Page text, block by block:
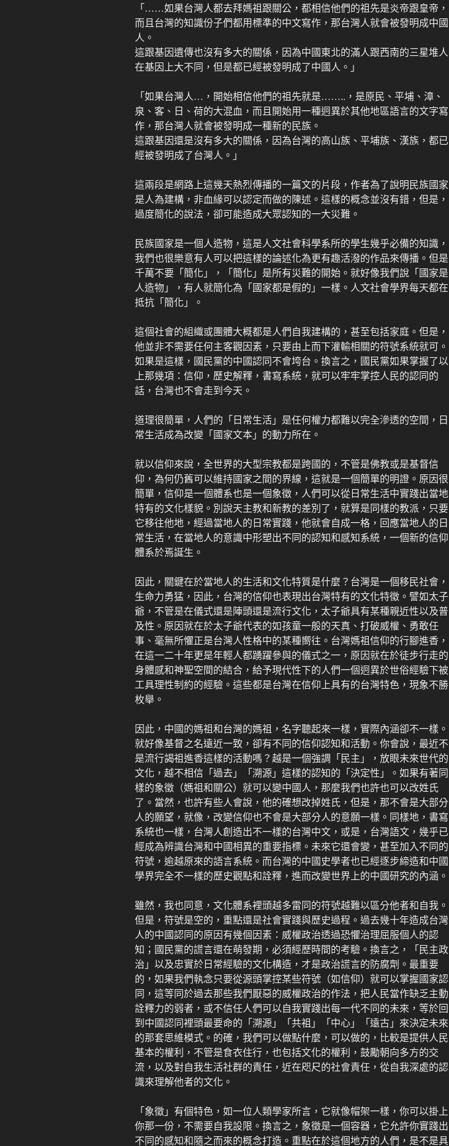
「……如果台灣人都去拜媽祖跟關公，都相信他們的祖先是炎帝跟皇帝，
而且台灣的知識份子們都用標準的中文寫作，那台灣人就會被發明成中國
人。
這跟基因遺傳也沒有多大的關係，因為中國東北的滿人跟西南的三星堆人
在基因上大不同，但是都已經被發明成了中國人。」
「如果台灣人…，開始相信他們的祖先就是……..，是原民、平埔、漳、
泉、客、日、荷的大混血，而且開始用一種迥異於其他地區語言的文字寫
作，那台灣人就會被發明成一種新的民族。
這跟基因還是沒有多大的關係，因為台灣的高山族、平埔族、漢族，都已
經被發明成了台灣人。」
這兩段是網路上這幾天熱烈傳播的一篇文的片段，作者為了說明民族國家
是人為建構，非血緣可以認定而做的陳述。這樣的概念並沒有錯，但是，
過度簡化的說法，卻可能造成大眾認知的一大災難。
民族國家是一個人造物，這是人文社會科學系所的學生幾乎必備的知識，
我們也很樂意有人可以把這樣的論述化為更有趣活潑的作品來傳播。但是
千萬不要「簡化」，「簡化」是所有災難的開始。就好像我們說「國家是
人造物」，有人就簡化為「國家都是假的」一樣。人文社會學界每天都在
抵抗「簡化」。
這個社會的組織或團體大概都是人們自我建構的，甚至包括家庭。但是，
他並非不需要任何主客觀因素，只要由上而下灌輸相關的符號系統就可。
如果是這樣，國民黨的中國認同不會垮台。換言之，國民黨如果掌握了以
上那幾項：信仰，歷史解釋，書寫系統，就可以牢牢掌控人民的認同的
話，台灣也不會走到今天。
道理很簡單，人們的「日常生活」是任何權力都難以完全滲透的空間，日
常生活成為改變「國家文本」的動力所在。
就以信仰來說，全世界的大型宗教都是跨國的，不管是佛教或是基督信
仰，為何仍舊可以維持國家之間的界線，這就是一個簡單的明證。原因很
簡單，信仰是一個體系也是一個象徵，人們可以從日常生活中實踐出當地
特有的文化樣貌。別說天主教和新教的差別了，就算是同樣的教派，只要
它移往他地，經過當地人的日常實踐，他就會自成一格，回應當地人的日
常生活，在當地人的意識中形塑出不同的認知和感知系統，一個新的信仰
體系於焉誕生。
因此，關鍵在於當地人的生活和文化特質是什麼？台灣是一個移民社會，
生命力勇猛，因此，台灣的信仰也表現出台灣特有的文化特徵。譬如太子
爺，不管是在儀式還是陣頭還是流行文化，太子爺具有某種親近性以及普
及性。原因就在於太子爺代表的如孩童一般的天真、打破威權、勇敢任
事、毫無所懼正是台灣人性格中的某種嚮往。台灣媽祖信仰的行腳進香，
在這一二十年更是年輕人都踴躍參與的儀式之一，原因就在於徒步行走的
身體感和神聖空間的結合，給予現代性下的人們一個迥異於世俗經驗下被
工具理性制約的經驗。這些都是台灣在信仰上具有的台灣特色，現象不勝
枚舉。
因此，中國的媽祖和台灣的媽祖，名字聽起來一樣，實際內涵卻不一樣。
就好像基督之名遠近一致，卻有不同的信仰認知和活動。你會說，最近不
是流行謁祖進香這樣的活動嗎？越是一個強調「民主」，放眼未來世代的
文化，越不相信「過去」「溯源」這樣的認知的「決定性」。如果有著同
樣的象徵（媽祖和關公）就可以變中國人，那麼我們也許也可以改姓氏
了。當然，也許有些人會說，他的確想改掉姓氏，但是，那不會是大部分
人的願望，就像，改變信仰也不會是大部分人的意願一樣。同樣地，書寫
系統也一樣，台灣人創造出不一樣的台灣中文，或是，台灣語文，幾乎已
經成為辨識台灣和中國相異的重要指標。未來它還會變，甚至加入不同的
符號，逾越原來的語言系統。而台灣的中國史學者也已經逐步締造和中國
學界完全不一樣的歷史觀點和詮釋，進而改變世界上的中國研究的內涵。
雖然，我也同意，文化體系裡頭越多雷同的符號越難以區分他者和自我。
但是，符號是空的，重點還是社會實踐與歷史過程。過去幾十年造成台灣
人的中國認同的原因有幾個因素：威權政治透過恐懼治理屈服個人的認
知；國民黨的謊言還在萌發期，必須經歷時間的考驗。換言之，「民主政
治」以及忠實於日常經驗的文化構造，才是政治謊言的防腐劑。最重要
的，如果我們執念只要從源頭掌控某些符號（如信仰）就可以掌握國家認
同，這等同於過去那些我們厭惡的威權政治的作法，把人民當作缺乏主動
詮釋力的弱者，或不信任人們可以自我實踐出每一代不同的未來，等於回
到中國認同裡頭最要命的「溯源」「共祖」「中心」「遠古」來決定未來
的那套思維模式。的確，我們可以做點什麼，可以做的，比較是提供人民
基本的權利，不管是食衣住行，也包括文化的權利，鼓勵朝向多方的交
流，以及對自我生活社群的責任，近在咫尺的社會責任，從自我深處的認
識來理解他者的文化。
「象徵」有個特色，如一位人類學家所言，它就像帽架一樣，你可以掛上
你那一份，不需要自我設限。換言之，象徵是一個容器，它允許你實踐出
不同的感知和隨之而來的概念打造。重點在於這個地方的人們，是不是具